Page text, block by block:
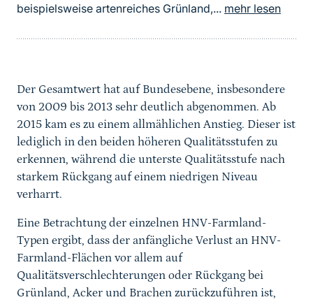
beispielsweise artenreiches Grünland,... mehr lesen
Der Gesamtwert hat auf Bundesebene, insbesondere
von 2009 bis 2013 sehr deutlich abgenommen. Ab
2015 kam es zu einem allmählichen Anstieg. Dieser ist
lediglich in den beiden höheren Qualitätsstufen zu
erkennen, während die unterste Qualitätsstufe nach
starkem Rückgang auf einem niedrigen Niveau
verharrt.
Eine Betrachtung der einzelnen HNV-Farmland-
Typen ergibt, dass der anfängliche Verlust an HNV-
Farmland-Flächen vor allem auf
Qualitätsverschlechterungen oder Rückgang bei
Grünland, Acker und Brachen zurückzuführen ist,